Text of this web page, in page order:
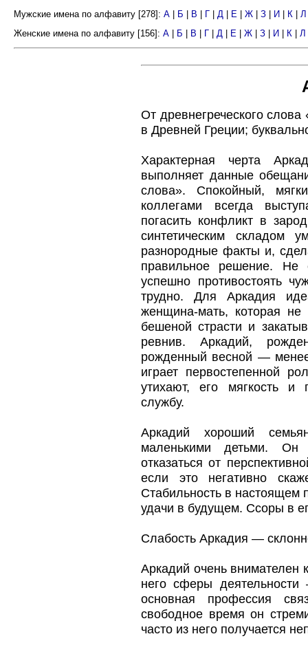
Мужские имена по алфавиту [278]: А Б В Г Д Е Ж З И К Л
Женские имена по алфавиту [156]: А Б В Г Д Е Ж З И К Л
От древнегреческого
в Древней Греции;
Характерная черта
выполняет данные
слова». Спокойный,
коллегами всегда
погасить конфликт в
синтетическим складом
разнородные факты и,
правильное решение. Не
успешно противостоять
трудно. Для Аркадия
женщина-мать, которая не
бешеной страсти и
ревнив. Аркадий,
рожденный весной —
играет первостепенной
утихают, его мягкость и
службу.
Аркадий хороший
маленькими детьми. Он
отказаться от
если это негативно
Стабильность в
удачи в будущем. Ссоры в
Слабость Аркадия —
Аркадий очень
него сферы
основная профессия
свободное время он
часто из него получается